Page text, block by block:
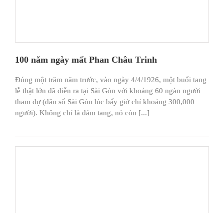
100 năm ngày mất Phan Châu Trinh
Đúng một trăm năm trước, vào ngày 4/4/1926, một buổi tang
lễ thật lớn đã diễn ra tại Sài Gòn với khoảng 60 ngàn người
tham dự (dân số Sài Gòn lúc bấy giờ chỉ khoảng 300,000
người). Không chỉ là đám tang, nó còn [...]